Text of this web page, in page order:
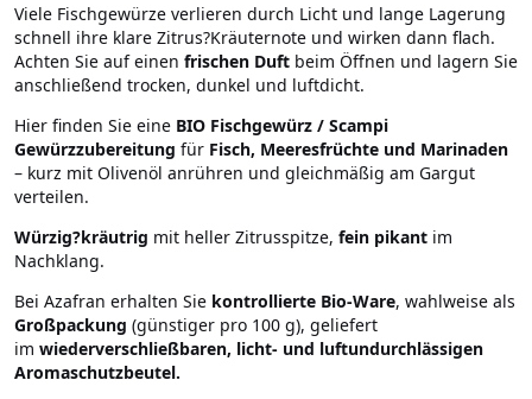
Viele Fischgewürze verlieren durch Licht und lange Lagerung
schnell ihre klare Zitrus?Kräuternote und wirken dann flach.
Achten Sie auf einen frischen Duft beim Öffnen und lagern Sie
anschließend trocken, dunkel und luftdicht.
Hier finden Sie eine BIO Fischgewürz / Scampi
Gewürzzubereitung für Fisch, Meeresfrüchte und Marinaden
– kurz mit Olivenöl anrühren und gleichmäßig am Gargut
verteilen.
Würzig?kräutrig mit heller Zitrusspitze, fein pikant im
Nachklang.
Bei Azafran erhalten Sie kontrollierte Bio-Ware, wahlweise als
Großpackung (günstiger pro 100 g), geliefert
im wiederverschließbaren, licht- und luftundurchlässigen
Aromaschutzbeutel.